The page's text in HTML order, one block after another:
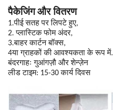
पैकेजिंग और वितरण
1.पीई सतह पर लिपटे हुए,
2. प्लास्टिक फोम अंदर,
3.बाहर कार्टन बॉक्स,
4या ग्राहकों की आवश्यकता के रूप में.
बंदरगाहः गुआंगज़ौ और शेन्ज़ेन
लीड टाइम: 15-30 कार्य दिवस